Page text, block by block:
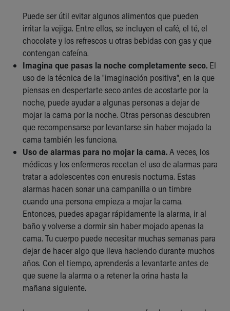
Puede ser útil evitar algunos alimentos que pueden
irritar la vejiga. Entre ellos, se incluyen el café, el té, el
chocolate y los refrescos u otras bebidas con gas y que
contengan cafeína.
Imagina que pasas la noche completamente seco. El
uso de la técnica de la "imaginación positiva", en la que
piensas en despertarte seco antes de acostarte por la
noche, puede ayudar a algunas personas a dejar de
mojar la cama por la noche. Otras personas descubren
que recompensarse por levantarse sin haber mojado la
cama también les funciona.
Uso de alarmas para no mojar la cama.A veces, los
médicos y los enfermeros recetan el uso de alarmas para
tratar a adolescentes con enuresis nocturna. Estas
alarmas hacen sonar una campanilla o un timbre
cuando una persona empieza a mojar la cama.
Entonces, puedes apagar rápidamente la alarma, ir al
baño y volverse a dormir sin haber mojado apenas la
cama. Tu cuerpo puede necesitar muchas semanas para
dejar de hacer algo que lleva haciendo durante muchos
años. Con el tiempo, aprenderás a levantarte antes de
que suene la alarma o a retener la orina hasta la
mañana siguiente.